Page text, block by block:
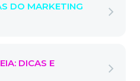
DO MARKETING
DICAS E